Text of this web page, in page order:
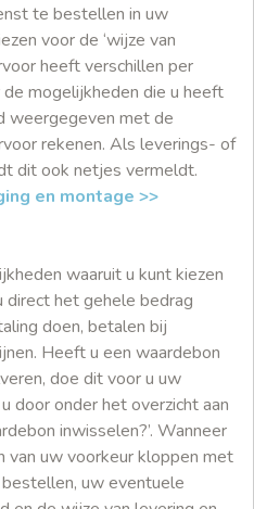
te bestellen in uw
voor de ‘wijze van
heeft verschillen per
mogelijkheden die u heeft
weergegeven met de
rekenen. Als leverings- of
dit ook netjes vermeldt.
en montage >>
waaruit u kunt kiezen
direct het gehele bedrag
doen, betalen bij
Heeft u een waardebon
doe dit voor u uw
door onder het overzicht aan
inwisselen?’. Wanneer
van uw voorkeur kloppen met
uw eventuele